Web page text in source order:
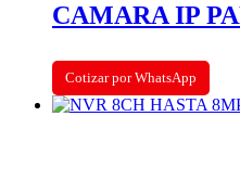
CAMARA IP
Cotizar por WhatsApp